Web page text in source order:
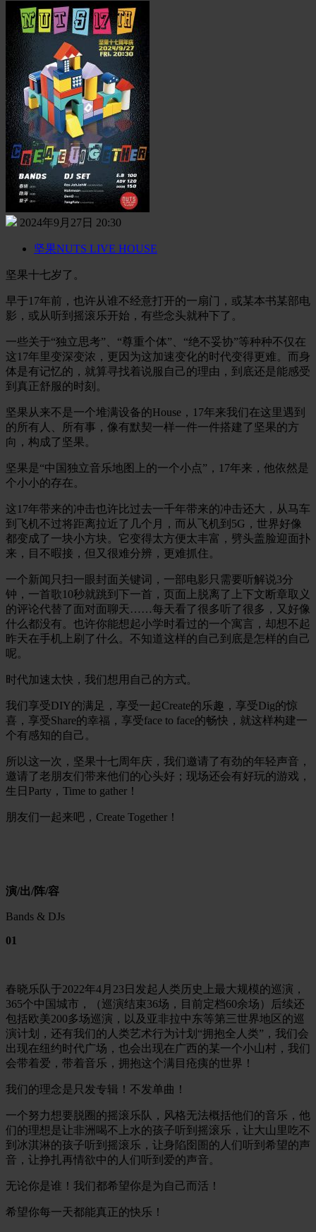
2024年9月27日 20:30
坚果NUTS LIVE HOUSE
坚果十七岁了。
早于17年前，也许从谁不经意打开的一扇门，或某本书某部电
影，或从听到摇滚乐开始，有些念头就种下了。
一些关于“独立思考”、“尊重个体”、“绝不妥协”等种种不仅在
这17年里变深变浓，更因为这加速变化的时代变得更难。而身
体是有记忆的，就算寻找着说服自己的理由，到底还是能感受
到真正舒服的时刻。
坚果从来不是一个堆满设备的House，17年来我们在这里遇到
的所有人、所有事，像有默契一样一件一件搭建了坚果的方
向，构成了坚果。
坚果是“中国独立音乐地图上的一个小点”，17年来，他依然是
个小小的存在。
这17年带来的冲击也许比过去一千年带来的冲击还大，从马车
到飞机不过将距离拉近了几个月，而从飞机到5G，世界好像
都变成了一块小方块。它变得太方便太丰富，劈头盖脸迎面扑
来，目不暇接，但又很难分辨，更难抓住。
一个新闻只扫一眼封面关键词，一部电影只需要听解说3分
钟，一首歌10秒就跳到下一首，页面上脱离了上下文断章取义
的评论代替了面对面聊天……每天看了很多听了很多，又好像
什么都没有。也许你能想起小学时看过的一个寓言，却想不起
昨天在手机上刷了什么。不知道这样的自己到底是怎样的自己
呢。
时代加速太快，我们想用自己的方式。
我们享受DIY的满足，享受一起Create的乐趣，享受Dig的惊
喜，享受Share的幸福，享受face to face的畅快，就这样构建一
个有感知的自己。
所以这一次，坚果十七周年庆，我们邀请了有劲的年轻声音，
邀请了老朋友们带来他们的心头好；现场还会有好玩的游戏，
生日Party，Time to gather！
朋友们一起来吧，Create Together！
演/出/阵/容
Bands & DJs
01
春晓乐队于2022年4月23日发起人类历史上最大规模的巡演，
365个中国城市，（巡演结束36场，目前定档60余场）后续还
包括欧美200多场巡演，以及亚非拉中东等第三世界地区的巡
演计划，还有我们的人类艺术行为计划“拥抱全人类”，我们会
出现在纽约时代广场，也会出现在广西的某一个小山村，我们
会带着爱，带着音乐，拥抱这个满目疮痍的世界！
我们的理念是只发专辑！不发单曲！
一个努力想要脱圈的摇滚乐队，风格无法概括他们的音乐，他
们的理想是让非洲喝不上水的孩子听到摇滚乐，让大山里吃不
到冰淇淋的孩子听到摇滚乐，让身陷囹圄的人们听到希望的声
音，让挣扎再情欲中的人们听到爱的声音。
无论你是谁！我们都希望你是为自己而活！
希望你每一天都能真正的快乐！